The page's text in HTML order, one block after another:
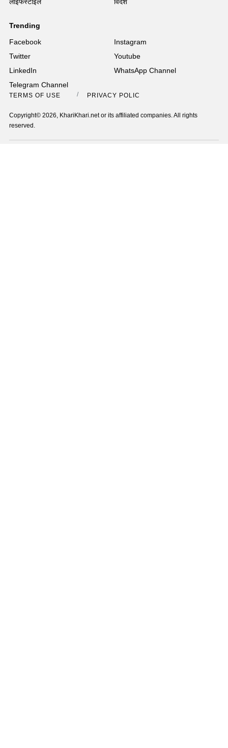
लाइफस्टाइल
विदेश
Trending
Facebook
Instagram
Twitter
Youtube
LinkedIn
WhatsApp Channel
Telegram Channel
TERMS OF USE PRIVACY POLICY
Copyright© 2026, KhariKhari.net or its affiliated companies. All rights
reserved.